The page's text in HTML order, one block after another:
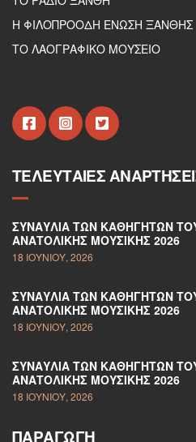
Η ΦΙΛΟΠΡΟΟΔΗ ΕΝΩΣΗ ΞΑΝΘΗΣ
ΤΟ ΛΑΟΓΡΑΦΙΚΟ ΜΟΥΣΕΙΟ
ΤΕΛΕΥΤΑΊΕΣ
ΣΥΝΑΥΛΊΑ ΤΩΝ ΚΑΘΗΓΗΤΏΝ
ΑΝΑΤΟΛΙΚΉΣ ΜΟΥΣΙΚΉΣ 2026
18 ΙΟΥΝΊΟΥ, 2026
ΣΥΝΑΥΛΊΑ ΤΩΝ ΚΑΘΗΓΗΤΏΝ
ΑΝΑΤΟΛΙΚΉΣ ΜΟΥΣΙΚΉΣ 2026
18 ΙΟΥΝΊΟΥ, 2026
ΣΥΝΑΥΛΊΑ ΤΩΝ ΚΑΘΗΓΗΤΏΝ
ΑΝΑΤΟΛΙΚΉΣ ΜΟΥΣΙΚΉΣ 2026
18 ΙΟΥΝΊΟΥ, 2026
ΠΑΡΑΓΩΓΉ